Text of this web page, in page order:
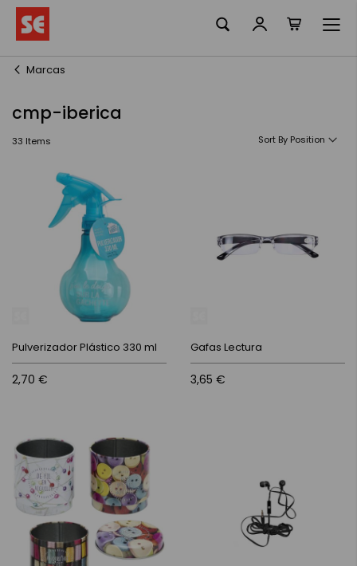
Content
Marcas
cmp-iberica
33 Items Sort By
Pulverizador Plástico 330 ml
2,70 €
Gafas Lectura
3,65 €